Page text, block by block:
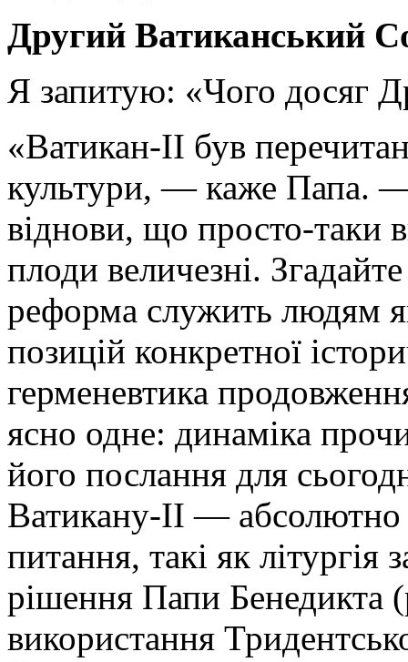
Другий Ватиканський
Я запитую: «Чого досяг
«Ватикан-II був
культури, — каже Папа. —
віднови, що просто-таки
плоди величезні.
реформа служить людям
позицій конкретної
герменевтика
ясно одне: динаміка
його послання для
Ватикану-ІІ — абсолютно
питання, такі як літургія
рішення Папи Бенедикта
використання